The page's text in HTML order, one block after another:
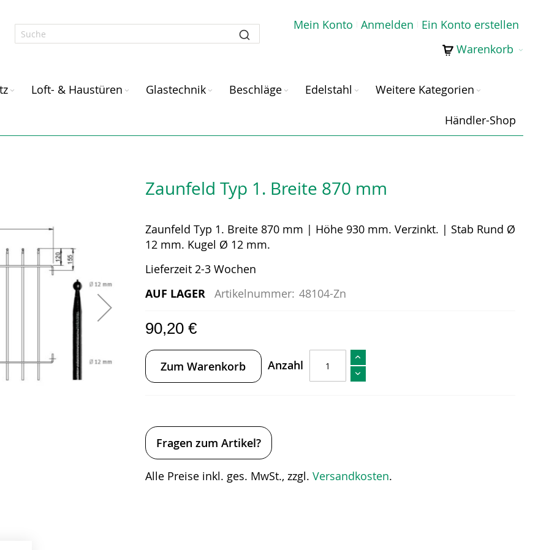
Mein Konto Anmelden
Ein Konto erstellen
Warenkorb
Loft- & Haustüren Glastechnik Beschläge Edelstahl Weitere Kategorien
Händler-Shop
Zaunfeld Typ 1. Breite 870 mm
Zaunfeld Typ 1. Breite 870 mm | Höhe 930 mm. Verzinkt. | Stab Rund Ø
12 mm. Kugel Ø 12 mm.
Lieferzeit 2-3 Wochen
AUF LAGER Artikelnummer: 48104-Zn
90,20 €
Anzahl
Zum Warenkorb
Fragen zum Artikel?
Alle Preise inkl. ges. MwSt., zzgl. Versandkosten.